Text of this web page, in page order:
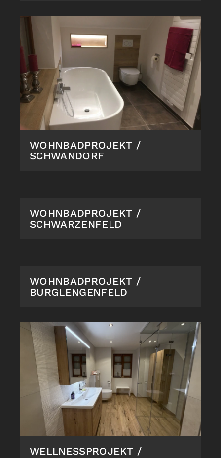
WOHNBADPROJEKT /
SCHWANDORF
WOHNBADPROJEKT /
SCHWARZENFELD
WOHNBADPROJEKT /
BURGLENGENFELD
WELLNESSPROJEKT /